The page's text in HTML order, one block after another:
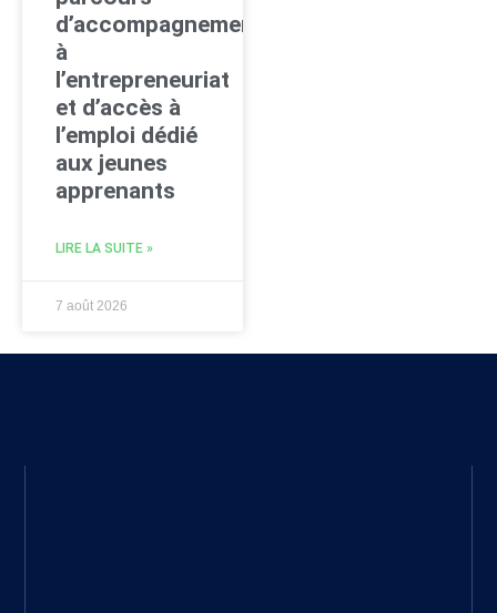
d’accompagnement
à
l’entrepreneuriat
et d’accès à
l’emploi dédié
aux jeunes
apprenants
LIRE LA SUITE »
7 août 2026